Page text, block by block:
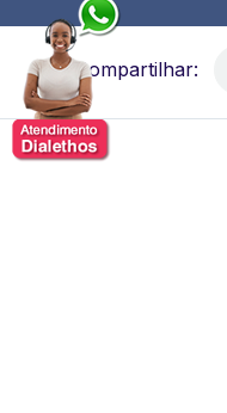
Compartilhar: